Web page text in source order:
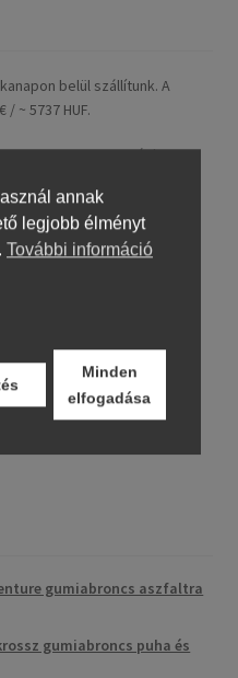
belül szállítunk. A
~ 5737 HUF.
a magyarországi
legfeljebb 24 hónapos
Pay és banki átutalás.
gumiabroncs aszfaltra
gumiabroncs puha és
annak
legjobb élményt
További információ
Minden
elfogadása